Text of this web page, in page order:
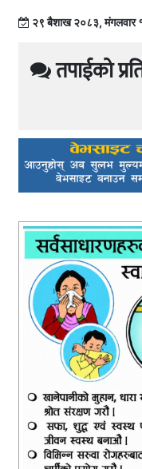
२९ बैशाख २०८३, मंगलवार
तपाईको